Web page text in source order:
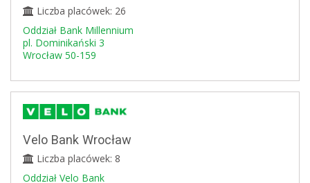
Liczba placówek: 26
Oddział Bank Millennium
pl. Dominikański 3
Wrocław 50-159
Velo Bank Wrocław
Liczba placówek: 8
Oddział Velo Bank